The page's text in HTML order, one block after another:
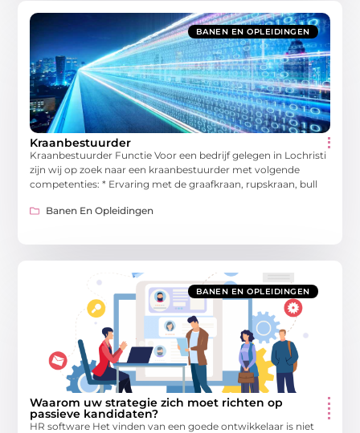
BANEN EN OPLEIDINGEN
Kraanbestuurder
Kraanbestuurder Functie Voor een bedrijf gelegen in Lochristi
zijn wij op zoek naar een kraanbestuurder met volgende
competenties: * Ervaring met de graafkraan, rupskraan, bull
Banen En Opleidingen
BANEN EN OPLEIDINGEN
Waarom uw strategie zich moet richten op
passieve kandidaten?
HR software Het vinden van een goede ontwikkelaar is niet